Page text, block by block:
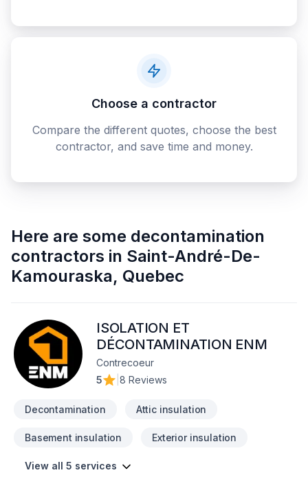
Choose a contractor
Compare the different quotes, choose the best
contractor, and save time and money.
Here are some decontamination
contractors in Saint-André-De-
Kamouraska, Quebec
ISOLATION ET
DÉCONTAMINATION ENM
Contrecoeur
5
8 Reviews
Decontamination Attic insulation
Basement insulation Exterior insulation
View all 5 services